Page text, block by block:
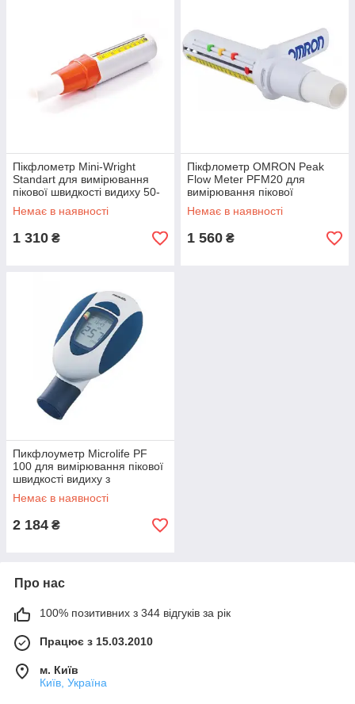
Пікфлометр Mini-Wright
Standart для вимірювання
пікової швидкості видиху 50-
400 л/хв, для дітей,
Великобританія
Немає в наявності
1 310 ₴
Пікфлометр OMRON Peak
Flow Meter PFM20 для
вимірювання пікової
швидкості видиху 60-800 л/
хв,для дорослих та дітей,
Немає в наявності
1 560 ₴
Пикфлоуметр Microlife PF
100 для вимірювання пікової
швидкості видиху з
передачею даних на ПК,
Швейцарія
Немає в наявності
2 184 ₴
Про нас
100% позитивних з 344 відгуків за рік
Працює з 15.03.2010
м. Київ
Київ, Україна